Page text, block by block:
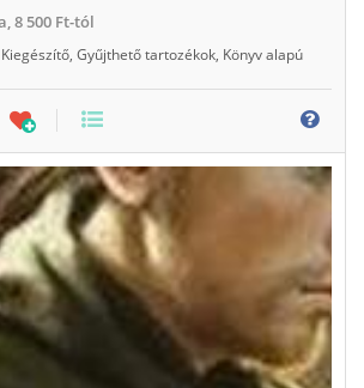
8 500 Ft-tól
Kiegészítő Gyűjthető tartozékok Könyv alapú